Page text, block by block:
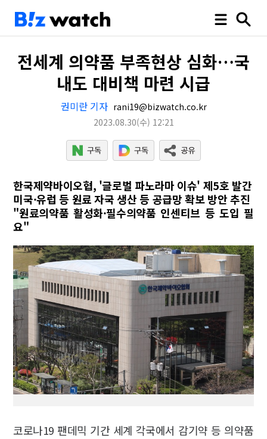
전세계 의약품 부족현상 심화…국
내도 대비책 마련 시급
권미란 기자 rani19@bizwatch.co.kr
2023.08.30(수) 12:21
한국제약바이오협, '글로벌 파노라마 이슈' 제5호 발간
미국·유럽 등 원료 자국 생산 등 공급망 확보 방안 추진
"원료의약품 활성화·필수의약품 인센티브 등 도입 필
요"
코로나19 팬데믹 기간 세계 각국에서 감기약 등 의약품